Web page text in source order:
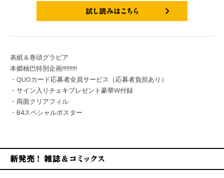
表紙＆巻頭グラビア
本郷柚巴特別企画!!!!!!!!!!
・QUOカード応募者全員サービス（応募者負担あり）
・サイン入りチェキプレゼント豪華W付録
・両面クリアフィル
・B4スペシャルポスター